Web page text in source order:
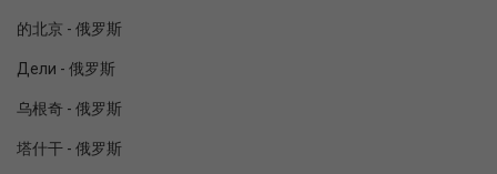
的北京 - 俄罗斯
Дели - 俄罗斯
乌根奇 - 俄罗斯
塔什干 - 俄罗斯